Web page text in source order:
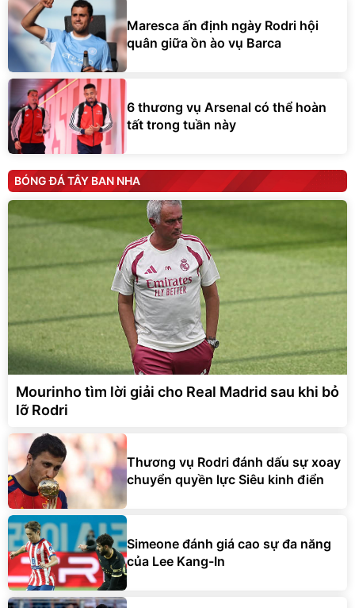
Maresca ấn định ngày Rodri hội
quân giữa ồn ào vụ Barca
6 thương vụ Arsenal có thể hoàn
tất trong tuần này
BÓNG ĐÁ TÂY BAN NHA
Mourinho tìm lời giải cho Real Madrid sau khi bỏ
lỡ Rodri
Thương vụ Rodri đánh dấu sự xoay
chuyển quyền lực Siêu kinh điển
Simeone đánh giá cao sự đa năng
của Lee Kang-In